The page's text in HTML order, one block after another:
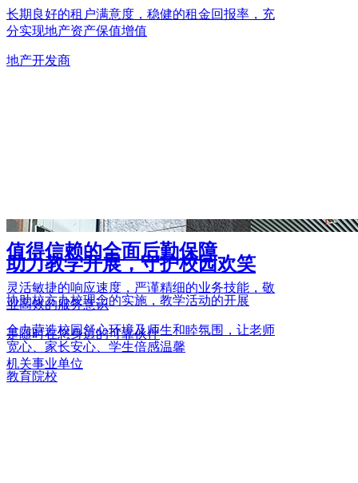
长期良好的租户满意度，稳健的租金回报率，充
分实现地产资产保值增值
地产开发商
值得信赖的全面后勤保障
灵活敏捷的响应速度，严谨精细的业务技能，敬
业高效的服务意识
是随时在您身边的可靠伙伴
机关事业单位
助力教学开展，守护校园欢笑
协助校方办校理念的实施，教学活动的开展
全力营造校园舒心环境及师生和睦氛围，让老师
宽心、家长安心、学生倍感温馨
教育院校